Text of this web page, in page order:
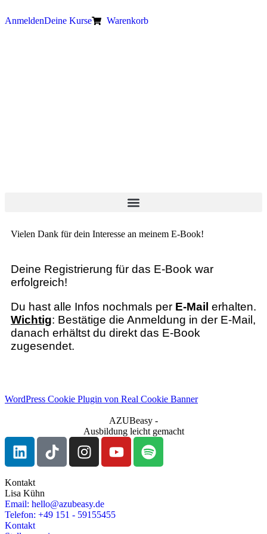
AnmeldenDeine Kurse Warenkorb
Vielen Dank für dein Interesse an meinem E-Book!
Deine Registrierung für das E-Book war
erfolgreich!
Du hast alle Infos nochmals per E-Mail erhalten.
Wichtig: Bestätige die Anmeldung in der E-Mail,
danach erhältst du direkt das E-Book
zugesendet.
WordPress Cookie Plugin von Real Cookie Banner
AZUBeasy -
Ausbildung leicht gemacht
Kontakt
Lisa Kühn
Email: hello@azubeasy.de
Telefon: +49 151 - 59155455
Kontakt